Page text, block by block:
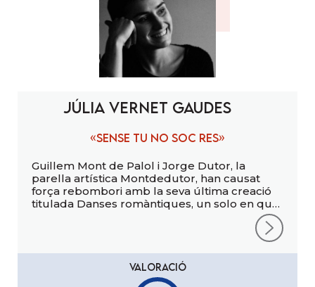
Júlia Vernet Gaudes
«Sense tu no soc res»
Guillem Mont de Palol i Jorge Dutor, la
parella artística Montdedutor, han causat
força rebombori amb la seva última creació
titulada Danses romàntiques, un solo en què
el Guillem és a escena, mentre que el Jorge
l’acompanya en la dramatúrgia, el vestuari i el
disseny de l’espai escènic. Després de passar
pel Mercat de les Flors al novembre, aquests
dies els podem trobar a l’Antic Teatre fins al
pròxim diumenge 2 de febrer (tot i que em
VALORACIÓ